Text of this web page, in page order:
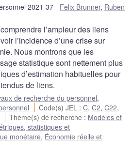
2021-37 Felix Brunner, Ruben
l’ampleur des liens
l’incidence d’une crise sur
Nous montrons que les
statistique sont nettement plus
d’estimation habituelles pour
de liens.
de recherche du personnel,
Code(s) JEL :C,C2,C22,
Thème(s) de recherche : Modèles et
statistiques et
monétaire, Économie réelle et